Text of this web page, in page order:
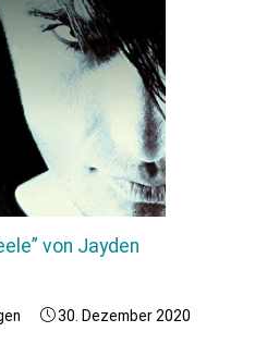
von Jayden
30. Dezember 2020